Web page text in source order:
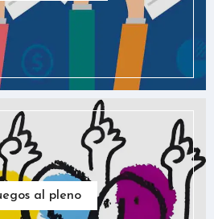
al pleno